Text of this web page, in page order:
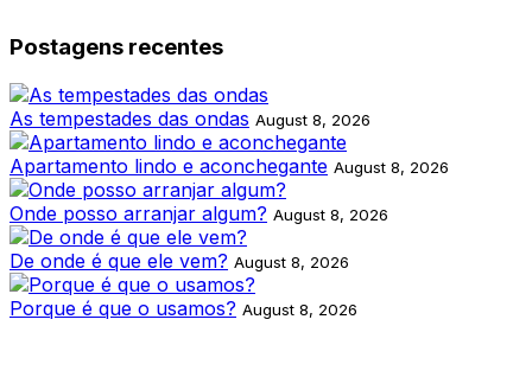
Postagens recentes
As tempestades das ondas August 8, 2026
Apartamento lindo e aconchegante August 8, 2026
Onde posso arranjar algum? August 8, 2026
De onde é que ele vem? August 8, 2026
Porque é que o usamos? August 8, 2026